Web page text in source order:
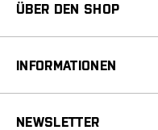
ÜBER DEN SHOP
INFORMATIONEN
NEWSLETTER